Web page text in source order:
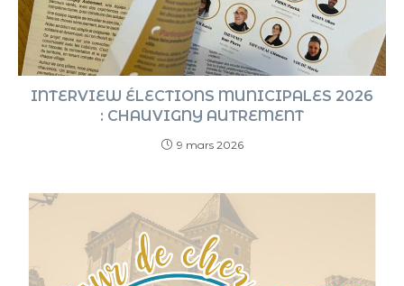
INTERVIEW ÉLECTIONS MUNICIPALES 2026
: CHAUVIGNY AUTREMENT
9 mars 2026